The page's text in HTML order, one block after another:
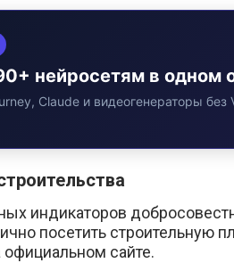
нейросетям в одном
Claude и видеогенераторы без
индикаторов
посетить строительную
официальном сайте.